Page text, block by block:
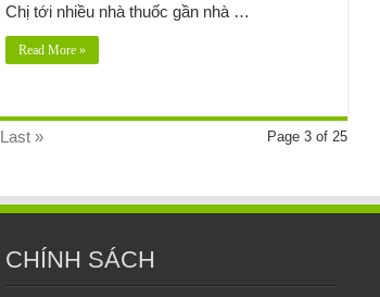
Chị tới nhiều nhà thuốc gần nhà …
Read More »
Page 3 of 25
Last »
CHÍNH SÁCH